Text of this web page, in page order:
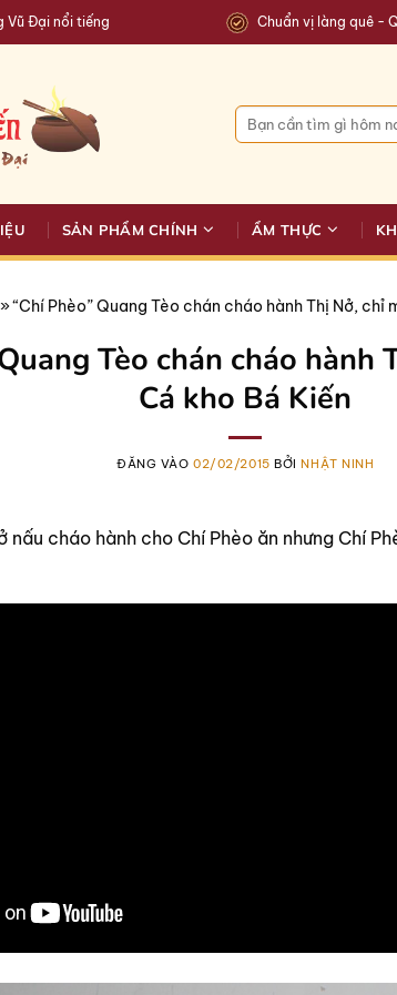
Vũ Đại nổi tiếng Chuẩn vị làng quê -
Tìm
kiếm:
SẢN PHẨM CHÍNH ẨM THỰC
»“Chí Phèo” Quang Tèo chán cháo hành Thị Nở, chỉ
Tèo chán cháo hành
Cá kho Bá Kiến
ĐĂNG VÀO02/02/2015 BỞINHẬT NINH
nấu cháo hành cho Chí Phèo ăn nhưng Chí